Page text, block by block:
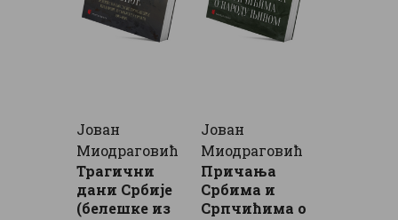
Јован
Миодраговић
Трагични
дани Србије
(белешке из
Јован
Миодраговић
Причања
Србима и
Српчићима о